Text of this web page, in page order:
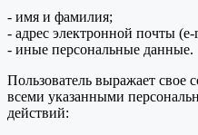
- имя и фамилия;
- адрес электронной почты (e-
- иные персональные данные.
Пользователь выражает свое
всеми указанными
действий: